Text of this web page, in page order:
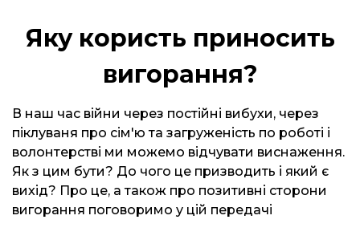
Яку користь приносить
вигорання?
В наш час війни через постійні вибухи, через
піклуваня про сім'ю та загруженість по роботі і
волонтерстві ми можемо відчувати виснаження.
Як з цим бути? До чого це призводить і який є
вихід? Про це, а також про позитивні сторони
вигорання поговоримо у цій передачі